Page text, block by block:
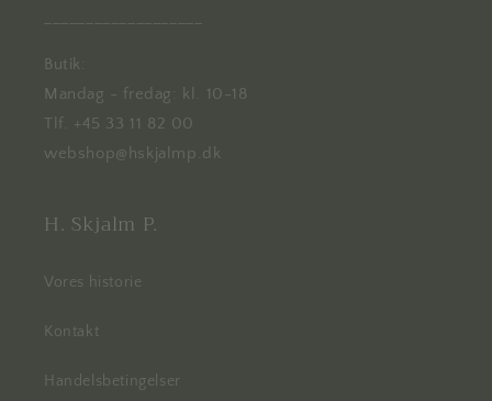
Butik:
Mandag - fredag: kl. 10-18
Tlf. +45 33 11 82 00
webshop@hskjalmp.dk
H. Skjalm P.
Vores historie
Kontakt
Handelsbetingelser